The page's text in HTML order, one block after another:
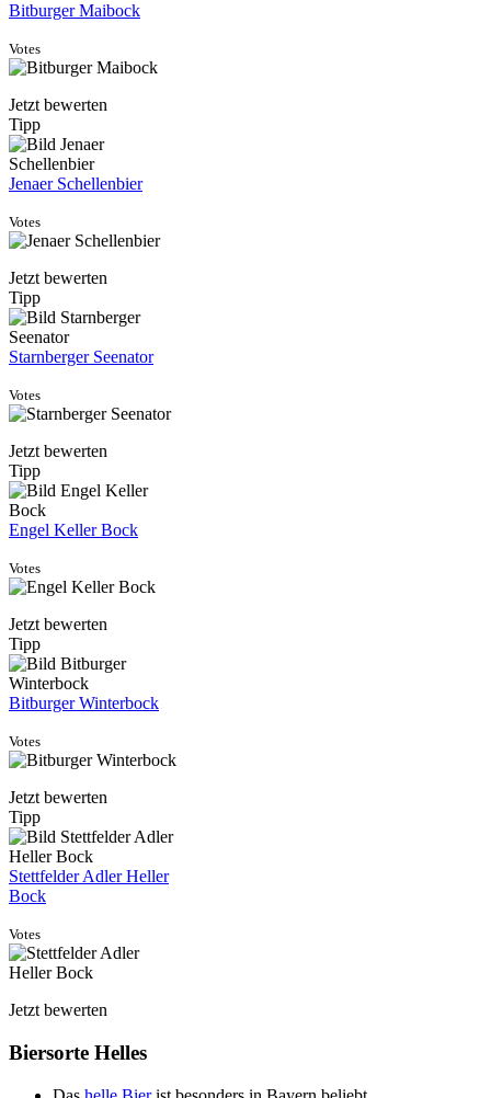
Bitburger Maibock
Votes
Jetzt bewerten
Tipp
Jenaer Schellenbier
Votes
Jetzt bewerten
Tipp
Starnberger Seenator
Votes
Jetzt bewerten
Tipp
Engel Keller Bock
Votes
Jetzt bewerten
Tipp
Bitburger Winterbock
Votes
Jetzt bewerten
Tipp
Stettfelder Adler Heller
Bock
Votes
Jetzt bewerten
Biersorte Helles